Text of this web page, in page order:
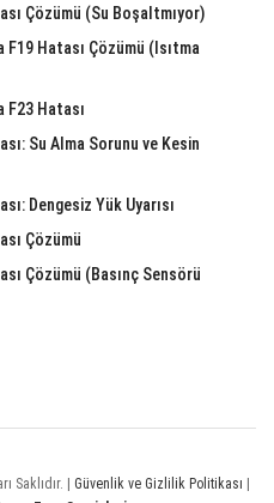
Çözümü (Su Boşaltmıyor)
F19 Hatası Çözümü (Isıtma
F23 Hatası
Su Alma Sorunu ve Kesin
Dengesiz Yük Uyarısı
Çözümü
Çözümü (Basınç Sensörü
Saklıdır. | Güvenlik ve Gizlilik Politikası |